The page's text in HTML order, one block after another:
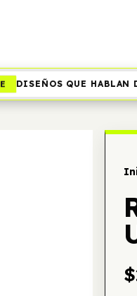
DISEÑOS QUE HABLAN DE